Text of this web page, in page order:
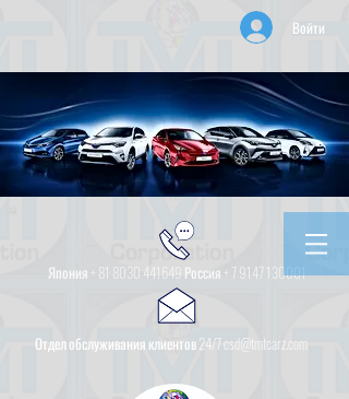
Войти
Япония + 81 8030 441649 Россия + 7 9147 130001
Отдел обслуживания клиентов 24/7 csd@tmtcarz.com